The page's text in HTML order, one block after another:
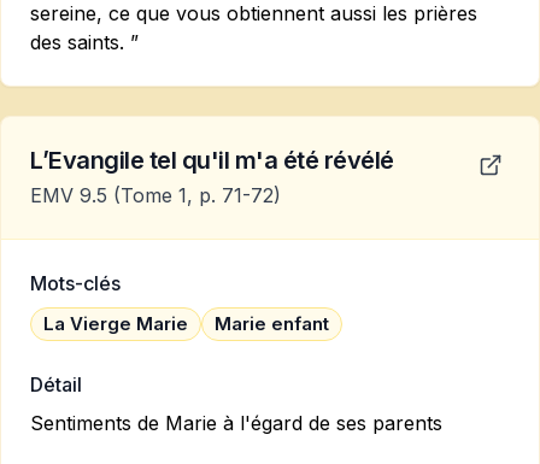
sereine, ce que vous obtiennent aussi les prières
des saints. ”
L’Evangile tel qu'il m'a été révélé
EMV 9.5 (Tome 1, p. 71-72)
Mots-clés
La Vierge Marie Marie enfant
Détail
Sentiments de Marie à l'égard de ses parents